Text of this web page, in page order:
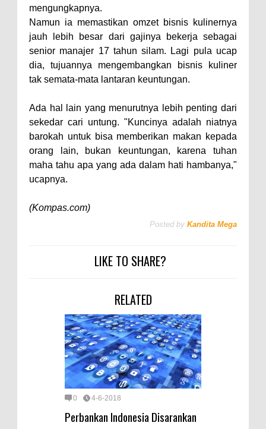
mengungkapnya.
Namun ia memastikan omzet bisnis kulinernya
jauh lebih besar dari gajinya bekerja sebagai
senior manajer 17 tahun silam. Lagi pula ucap
dia, tujuannya mengembangkan bisnis kuliner
tak semata-mata lantaran keuntungan.
Ada hal lain yang menurutnya lebih penting dari
sekedar cari untung. "Kuncinya adalah niatnya
barokah untuk bisa memberikan makan kepada
orang lain, bukan keuntungan, karena tuhan
maha tahu apa yang ada dalam hati hambanya,"
ucapnya.
(Kompas.com)
Posted by Kandita Mega
LIKE TO SHARE?
RELATED
0 4-6-2018
Perbankan Indonesia Disarankan